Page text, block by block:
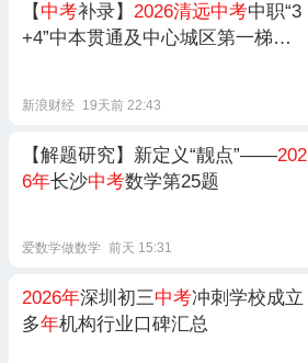
【 中考补录】 2026清远中考中职“3
+4”中本贯通及中心城区第一梯队
新浪财经 19天前 22:43
【解题研究】新定义“靓点”——202
6年长沙中考数学第25题
爱数学做数学 前天 15:31
2026年深圳初三中考冲刺学校成立
多年机构行业口碑汇总